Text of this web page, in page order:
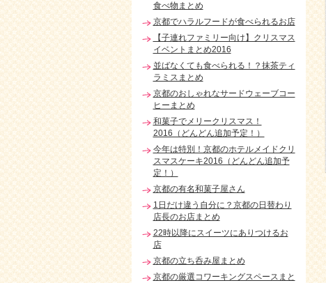
食べ物まとめ
京都でハラルフードが食べられるお店
【子連れファミリー向け】クリスマス
イベントまとめ2016
並ばなくても食べられる！？抹茶ティ
ラミスまとめ
京都のおしゃれなサードウェーブコー
ヒーまとめ
和菓子でメリークリスマス！
2016（どんどん追加予定！）
今年は特別！京都のホテルメイドクリ
スマスケーキ2016（どんどん追加予
定！）
京都の有名和菓子屋さん
1日だけ違う自分に？京都の日替わり
店長のお店まとめ
22時以降にスイーツにありつけるお
店
京都の立ち呑み屋まとめ
京都の厳選コワーキングスペースまと